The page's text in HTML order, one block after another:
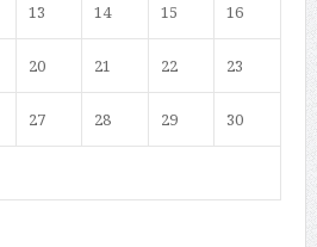
13 14 15 16
20 21 22 23
27 28 29 30